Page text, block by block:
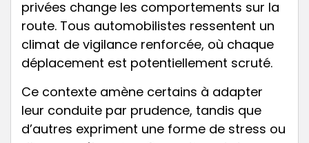
privées change les comportements sur la
route. Tous automobilistes ressentent un
climat de vigilance renforcée, où chaque
déplacement est potentiellement scruté.
Ce contexte amène certains à adapter
leur conduite par prudence, tandis que
d’autres expriment une forme de stress ou